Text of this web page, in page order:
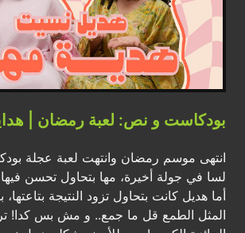
بودكاست و نص: لعبة رمضان |
انتهى موسم رمضان وانتهت لعبة عجلة
لسا في جولة أخيرة، مها بتحاول تحسن فيها
أما هديل كانت بتحاول تزود النتيجة
المثل الطمع قل ما جمع.. و مش بس كدا!